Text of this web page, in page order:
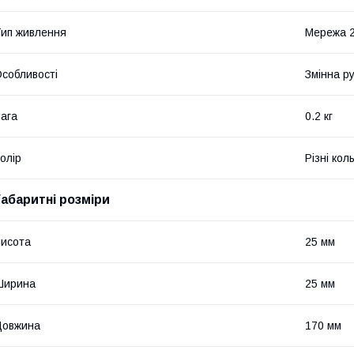
живлення Мережа
Змінна
0.2 кг
Різні
розміри
25 мм
25 мм
170 мм